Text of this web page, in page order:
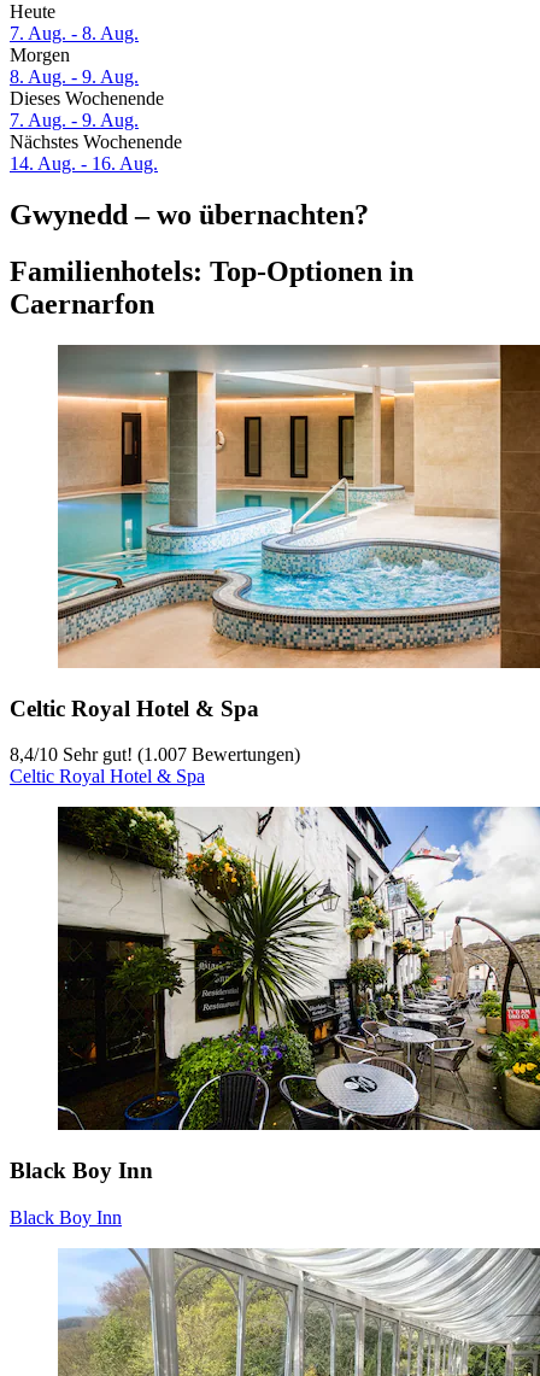
Heute
7. Aug. - 8. Aug.
Morgen
8. Aug. - 9. Aug.
Dieses Wochenende
7. Aug. - 9. Aug.
Nächstes Wochenende
14. Aug. - 16. Aug.
Gwynedd – wo übernachten?
Familienhotels: Top-Optionen in
Caernarfon
Celtic Royal Hotel & Spa
8,4/10 Sehr gut! (1.007 Bewertungen)
Celtic Royal Hotel & Spa
Black Boy Inn
Black Boy Inn